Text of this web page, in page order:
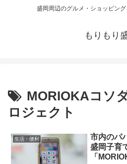
盛岡周辺のグルメ・ショッピン
もりもり
MORIOKAコソ
ロジェクト
生活・便利
市内のパ
盛岡子育
「